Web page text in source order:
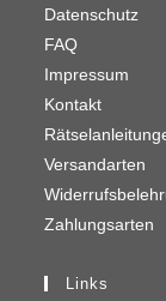
Datenschutz
FAQ
Impressum
Kontakt
Versandarten
Zahlungsarten
Links